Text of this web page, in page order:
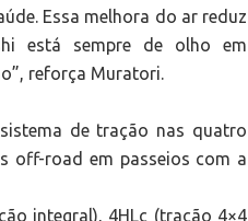
Essa melhora do ar reduz
está sempre de olho em
reforça Muratori.
de tração nas quatro
off-road em passeios com a
integral), 4HLc (tração 4×4